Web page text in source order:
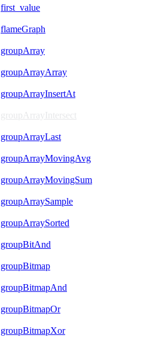
first_value
flameGraph
groupArray
groupArrayArray
groupArrayInsertAt
groupArrayIntersect
groupArrayLast
groupArrayMovingAvg
groupArrayMovingSum
groupArraySample
groupArraySorted
groupBitAnd
groupBitmap
groupBitmapAnd
groupBitmapOr
groupBitmapXor